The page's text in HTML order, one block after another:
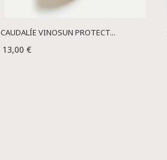
CAUDALÍE VINOSUN PROTECT...
13,00 €